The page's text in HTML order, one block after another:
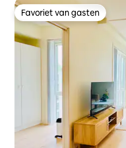
Favoriet van gasten
Favoriet van gasten